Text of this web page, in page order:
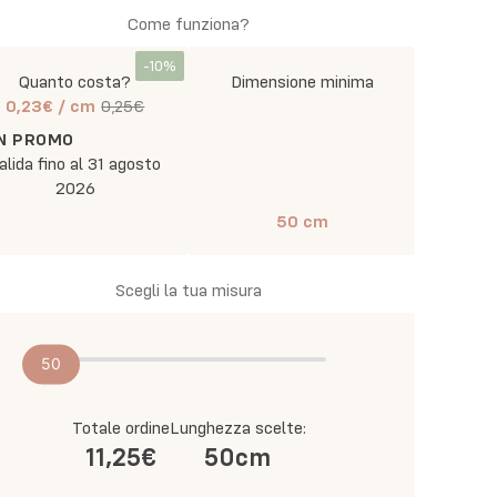
Come funziona?
Quanto costa?
0,23€ / cm 0,25€
-10%
PROMO
fino al31 agosto
2026
Dimensione minima
50 cm
Scegli la tua misura
50
Totale ordine
11,25€
Lunghezza scelte:
50cm